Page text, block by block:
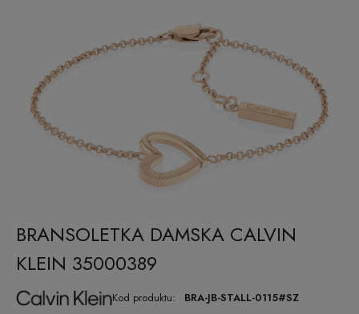
BRANSOLETKA DAMSKA CALVIN
KLEIN 35000389
Kod produktu: BRA-JB-STALL-0115#SZ